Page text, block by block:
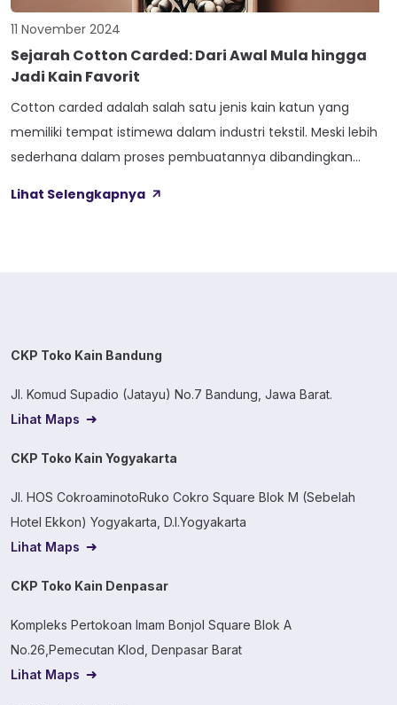
11 November 2024
Sejarah Cotton Carded: Dari Awal Mula hingga
Jadi Kain Favorit
Cotton carded adalah salah satu jenis kain katun yang
memiliki tempat istimewa dalam industri tekstil. Meski lebih
sederhana dalam proses pembuatannya dibandingkan
favorit bagi banyak produsen pakaian dan konsumen.
Lihat Selengkapnya
CKP Toko Kain Bandung
Jl. Komud Supadio (Jatayu) No.7 Bandung, Jawa Barat.
Lihat Maps
CKP Toko Kain Yogyakarta
Jl. HOS CokroaminotoRuko Cokro Square Blok M (Sebelah
Hotel Ekkon) Yogyakarta, D.I.Yogyakarta
Lihat Maps
CKP Toko Kain Denpasar
Kompleks Pertokoan Imam Bonjol Square Blok A
No.26,Pemecutan Klod, Denpasar Barat
Lihat Maps